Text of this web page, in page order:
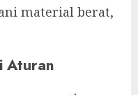
material berat,
Aturan